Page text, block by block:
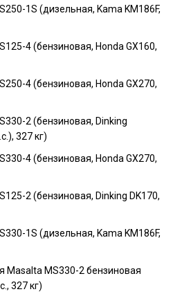
1S (дизельная, Kama KM186F,
4 (бензиновая, Honda GX160,
4 (бензиновая, Honda GX270,
2 (бензиновая, Dinking
327 кг)
4 (бензиновая, Honda GX270,
2 (бензиновая, Dinking DK170,
1S (дизельная, Kama KM186F,
Masalta MS330-2 бензиновая
327 кг)